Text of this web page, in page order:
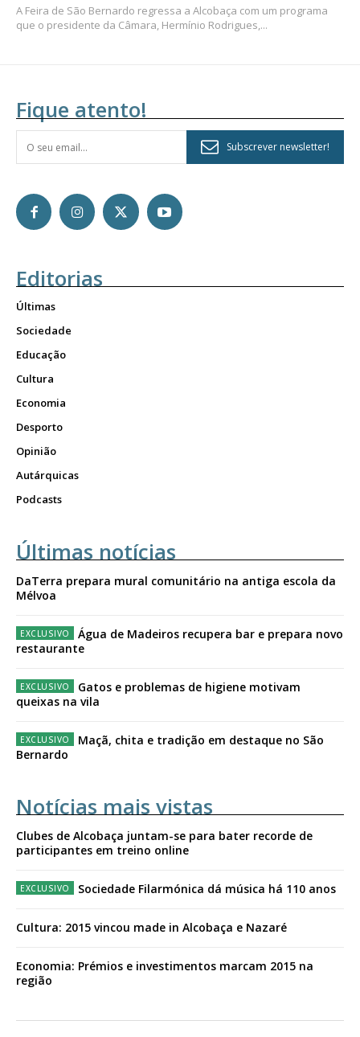
A Feira de São Bernardo regressa a Alcobaça com um programa
que o presidente da Câmara, Hermínio Rodrigues,...
Fique atento!
Subscrever newsletter!
Editorias
Últimas
Sociedade
Educação
Cultura
Economia
Desporto
Opinião
Autárquicas
Podcasts
Últimas notícias
DaTerra prepara mural comunitário na antiga escola da
Mélvoa
Água de Madeiros recupera bar e prepara novo
restaurante
Gatos e problemas de higiene motivam
queixas na vila
Maçã, chita e tradição em destaque no São
Bernardo
Notícias mais vistas
Clubes de Alcobaça juntam-se para bater recorde de
participantes em treino online
Sociedade Filarmónica dá música há 110 anos
Cultura: 2015 vincou made in Alcobaça e Nazaré
Economia: Prémios e investimentos marcam 2015 na
região